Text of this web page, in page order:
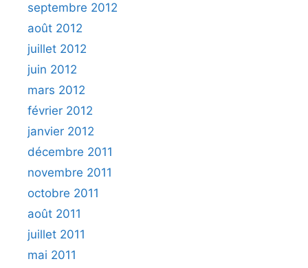
septembre 2012
août 2012
juillet 2012
juin 2012
mars 2012
février 2012
janvier 2012
décembre 2011
novembre 2011
octobre 2011
août 2011
juillet 2011
mai 2011